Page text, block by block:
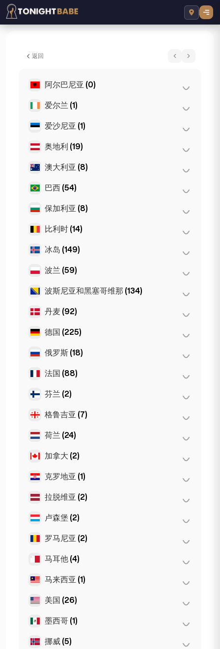
返回
阿尔巴尼亚 (0)
地拉那 (0)
爱尔兰 (1)
都柏林 (1)
爱沙尼亚 (1)
塔林 (1)
奥地利 (19)
格拉茨 (3)
林茨
萨尔茨堡
维也纳
澳大利亚 (8)
布里斯班 (2)
墨尔本
珀斯
巴西 (54)
圣保罗 (54)
保加利亚 (8)
布尔加斯 (1)
索非亚
瓦尔纳
比利时 (14)
安特卫普 (5)
布鲁塞尔
根特
冰岛 (149)
雷克雅未克 (149)
波兰 (59)
波兹南 (1)
弗罗茨瓦夫
华沙
波斯尼亚和黑塞哥维那 (134)
萨拉热窝 (134)
丹麦 (92)
哥本哈根 (92)
德国 (225)
柏林 (35)
杜塞尔多夫
法兰克福
Dortmund
(4)
Koln
Leipzig
俄罗斯 (18)
莫斯科 (12)
圣彼得堡
St Petersburg
法国 (88)
巴黎 (69)
里昂
马赛
芬兰 (2)
赫尔辛基 (2)
格鲁吉亚 (7)
巴统 (2)
第比利斯
荷兰 (24)
阿姆斯特丹 (4)
海牙
鹿特丹
Den Haag
加拿大 (2)
多伦多 (2)
克罗地亚 (1)
萨格勒布 (1)
拉脱维亚 (2)
里加 (2)
卢森堡 (2)
卢森堡市 (2)
罗马尼亚 (2)
布加勒斯特 (2)
马耳他 (4)
斯利马 (1)
Birkirkara
Saint Julian
马来西亚 (1)
吉隆坡 (1)
美国 (26)
旧金山 (4)
洛杉矶
墨西哥 (1)
墨西哥城 (1)
挪威 (5)